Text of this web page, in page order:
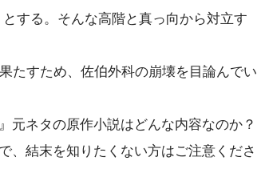
する。そんな高階と真っ向から対立す
たすため、佐伯外科の崩壊を目論んでい
元ネタの原作小説はどんな内容なのか？
、結末を知りたくない方はご注意くださ